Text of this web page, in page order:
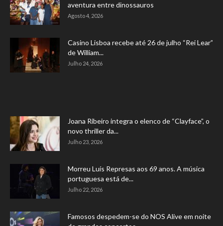
aventura entre dinossauros
Agosto 4, 2026
Casino Lisboa recebe até 26 de julho “Rei Lear”
de William...
Julho 24, 2026
Joana Ribeiro integra o elenco de “Clayface”, o
novo thriller da...
Julho 23, 2026
Morreu Luís Represas aos 69 anos. A música
portuguesa está de...
Julho 22, 2026
Famosos despedem-se do NOS Alive em noite